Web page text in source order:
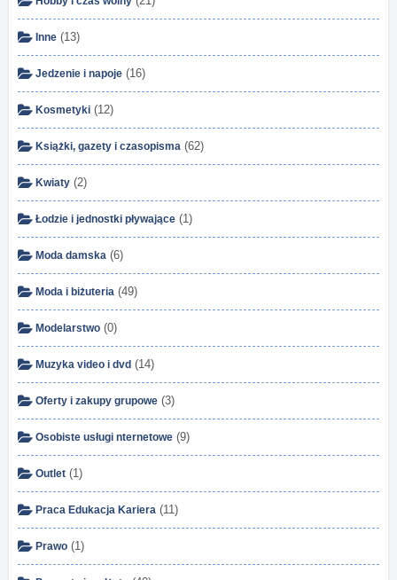
Inne (13)
Jedzenie i napoje (16)
Kosmetyki (12)
Książki, gazety i czasopisma (62)
Kwiaty (2)
Łodzie i jednostki pływające (1)
Moda damska (6)
Moda i biżuteria (49)
Modelarstwo (0)
Muzyka video i dvd (14)
Oferty i zakupy grupowe (3)
Osobiste usługi nternetowe (9)
Outlet (1)
Praca Edukacja Kariera (11)
Prawo (1)